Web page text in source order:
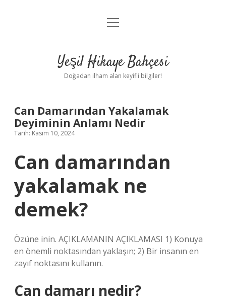
Anasayfa
Yasal Uyarı
menüyü
Yeşil Hikaye Bahçesi
Doğadan ilham alan keyifli bilgiler!
Can Damarından Yakalamak
Deyiminin Anlamı Nedir
Tarih: Kasım 10, 2024
Can damarından
yakalamak ne
demek?
Özüne inin. AÇIKLAMANIN AÇIKLAMASI 1) Konuya
en önemli noktasından yaklaşın; 2) Bir insanın en
zayıf noktasını kullanın.
Can damarı nedir?